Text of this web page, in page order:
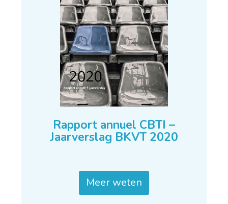
Rapport annuel CBTI –
Jaarverslag BKVT 2020
Meer weten